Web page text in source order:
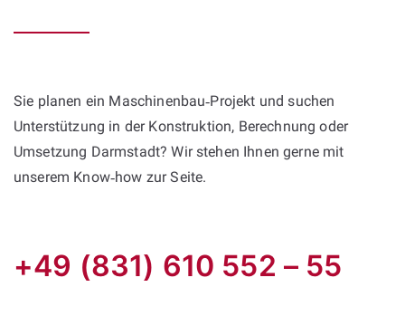
Sie planen ein Maschinenbau‑Projekt und suchen
Unterstützung in der Konstruktion, Berechnung oder
Umsetzung Darmstadt? Wir stehen Ihnen gerne mit
unserem Know‑how zur Seite.
+49 (831) 610 552 – 55